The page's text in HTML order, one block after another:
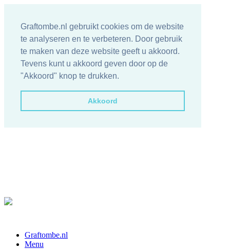
Graftombe.nl gebruikt cookies om de website
te analyseren en te verbeteren. Door gebruik
te maken van deze website geeft u akkoord.
Tevens kunt u akkoord geven door op de
"Akkoord" knop te drukken.
Akkoord
Graftombe.nl
Menu